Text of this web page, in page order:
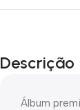
Descrição
Álbum